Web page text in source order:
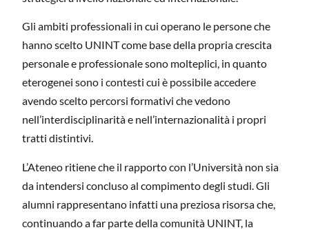
Gli ambiti professionali in cui operano le persone che
hanno scelto UNINT come base della propria crescita
personale e professionale sono molteplici, in quanto
eterogenei sono i contesti cui è possibile accedere
avendo scelto percorsi formativi che vedono
nell’interdisciplinarità e nell’internazionalità i propri
tratti distintivi.
L’Ateneo ritiene che il rapporto con l’Università non sia
da intendersi concluso al compimento degli studi. Gli
alumni rappresentano infatti una preziosa risorsa che,
continuando a far parte della comunità UNINT, la